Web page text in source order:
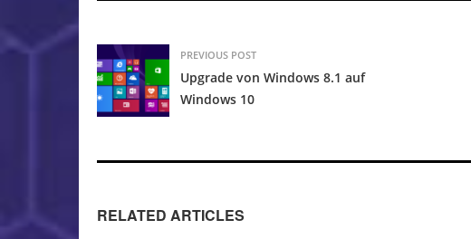
PREVIOUS POST
Upgrade von Windows 8.1 auf
Windows 10
RELATED ARTICLES